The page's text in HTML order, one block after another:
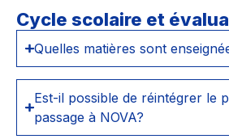
Cycle scolaire et
Quelles matières sont
Est-il possible de réintégrer le
passage à NOVA?